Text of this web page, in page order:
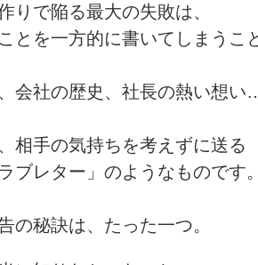
りで陥る最大の失敗は、
とを一方的に書いてしまうこ
会社の歴史、社長の熱い想い
相手の気持ちを考えずに送る
ブレター」のようなものです
の秘訣は、たった一つ。